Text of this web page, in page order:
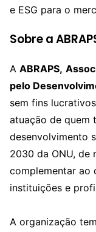
e ESG para o
Sobre a
A ABRAPS,
pelo
sem fins
atuação de quem
desenvolvimento
2030 da ONU, de
complementar ao
instituições e
A organização